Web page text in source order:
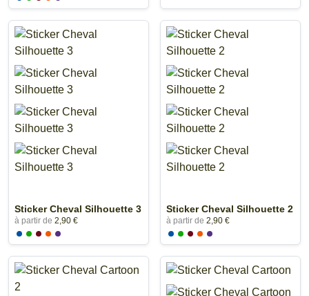
Sticker Cheval Silhouette 3
à partir de 2,90 €
Sticker Cheval Silhouette 2
à partir de 2,90 €